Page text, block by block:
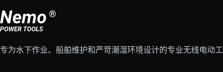
专为水下作业、船舶维护和严苛潮湿环境设计的专业无线电动